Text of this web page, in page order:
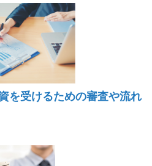
を受けるための審査や流れ